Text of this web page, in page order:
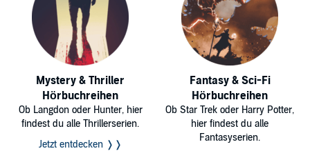
Mystery & Thriller
Hörbuchreihen
Ob Langdon oder Hunter, hier
findest du alle Thrillerserien.
Jetzt entdecken ❭❭
Fantasy & Sci-Fi
Hörbuchreihen
Ob Star Trek oder Harry Potter,
hier findest du alle
Fantasyserien.